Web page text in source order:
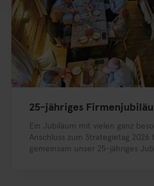
25-jähriges
Ein Jubiläum mit vielen ganz
Anschluss zum Strategietag
gemeinsam unser 25-jähriges